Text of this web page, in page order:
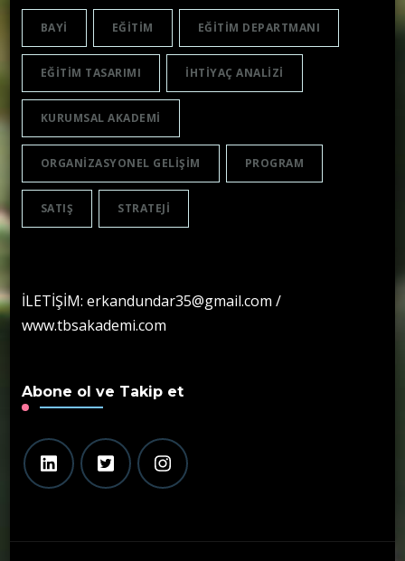
BAYI EĞITIM EĞITIM DEPARTMANI
EĞITIM TASARIMI IHTIYAÇ ANALIZI
KURUMSAL AKADEMI
ORGANIZASYONEL GELIŞIM PROGRAM
SATIŞ STRATEJI
İLETİŞİM: erkandundar35@gmail.com /
www.tbsakademi.com
Abone ol ve Takip et